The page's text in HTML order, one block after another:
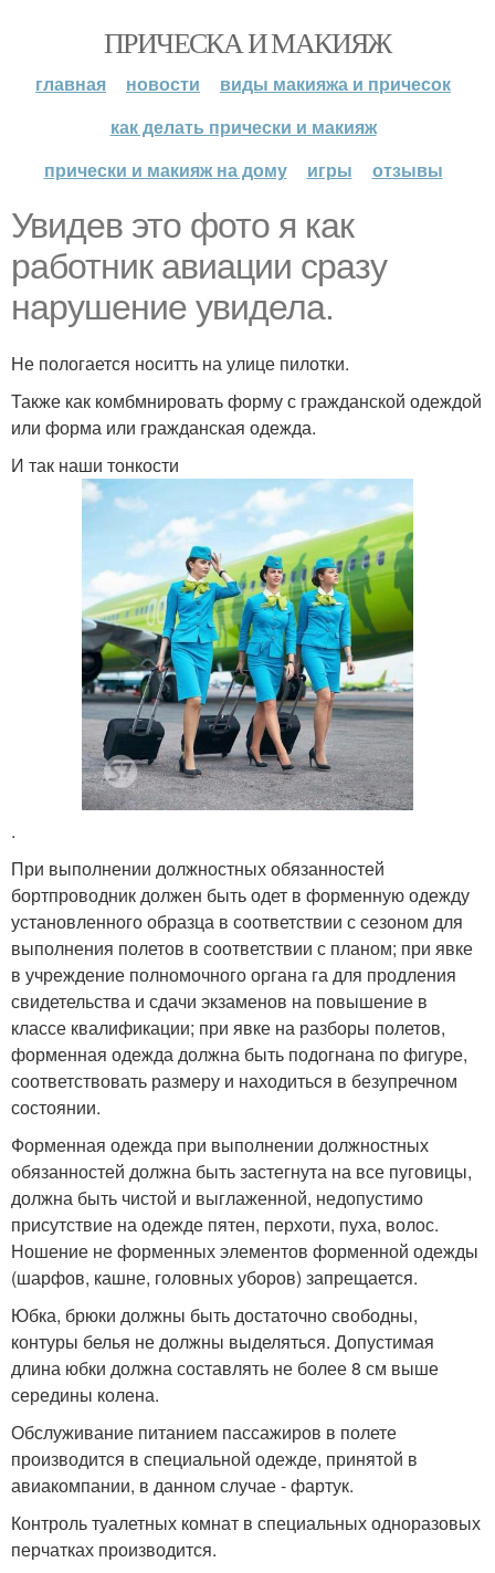
ПРИЧЕСКА И МАКИЯЖ
главная новости
виды макияжа и причесок
как делать прически и макияж
прически и макияж на дому
игры отзывы
Увидев это фото я как
работник авиации сразу
нарушение увидела.
Не пологается носитть на улице пилотки.
Также как комбмнировать форму с гражданской одеждой
или форма или гражданская одежда.
И так наши тонкости
.
При выполнении должностных обязанностей
бортпроводник должен быть одет в форменную одежду
установленного образца в соответствии с сезоном для
выполнения полетов в соответствии с планом; при явке
в учреждение полномочного органа га для продления
свидетельства и сдачи экзаменов на повышение в
классе квалификации; при явке на разборы полетов,
форменная одежда должна быть подогнана по фигуре,
соответствовать размеру и находиться в безупречном
состоянии.
Форменная одежда при выполнении должностных
обязанностей должна быть застегнута на все пуговицы,
должна быть чистой и выглаженной, недопустимо
присутствие на одежде пятен, перхоти, пуха, волос.
Ношение не форменных элементов форменной одежды
(шарфов, кашне, головных уборов) запрещается.
Юбка, брюки должны быть достаточно свободны,
контуры белья не должны выделяться. Допустимая
длина юбки должна составлять не более 8 см выше
середины колена.
Обслуживание питанием пассажиров в полете
производится в специальной одежде, принятой в
авиакомпании, в данном случае - фартук.
Контроль туалетных комнат в специальных одноразовых
перчатках производится.